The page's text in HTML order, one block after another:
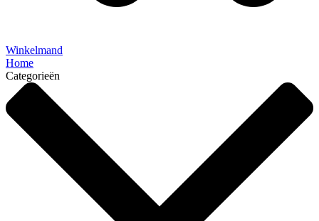
Winkelmand
Home
Categorieën